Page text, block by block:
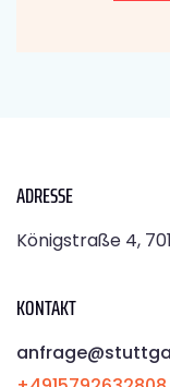
ADRESSE
Königstraße 4,
KONTAKT